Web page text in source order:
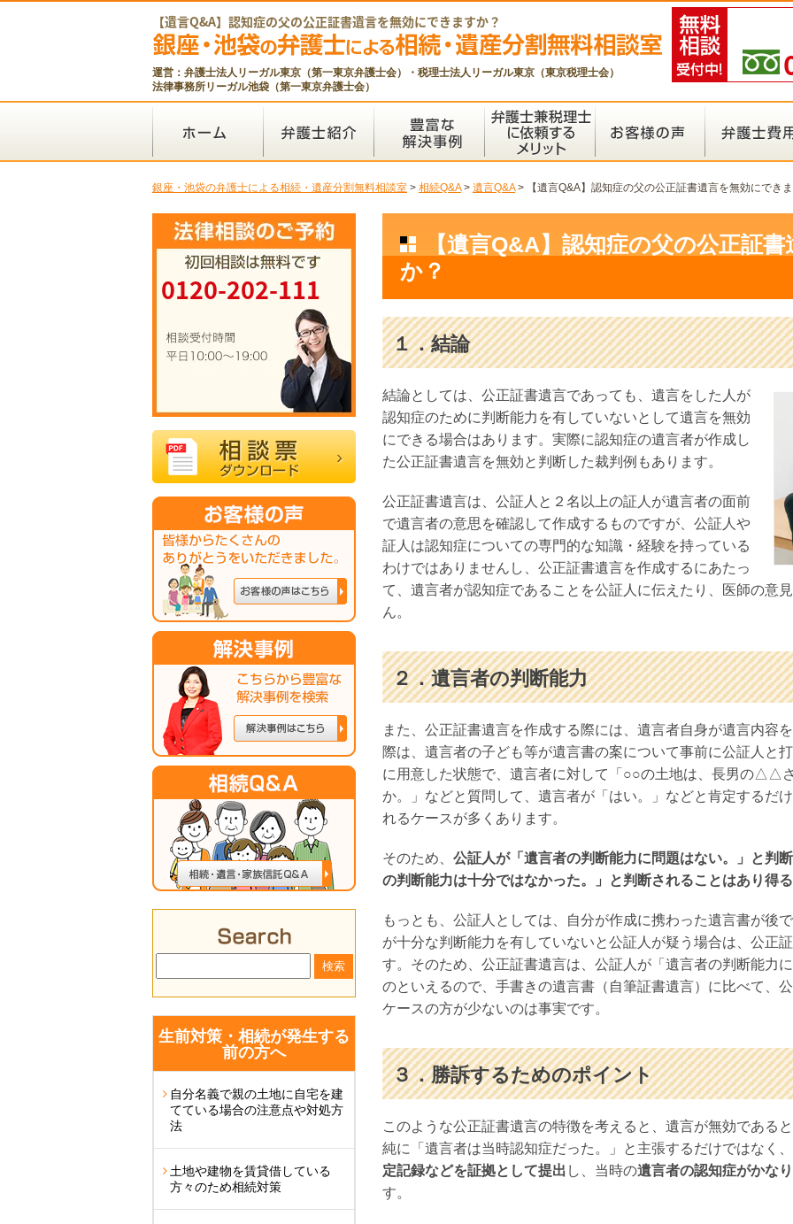
【遺言Q&A】認知症の父の公正証書遺言を無効にできますか？
運営：弁護士法人リーガル東京（第一東京弁護士会）・税理士法人リーガル東京（東京税理士会）
法律事務所リーガル池袋（第一東京弁護士会）
銀座・池袋の弁護士による相続・遺産分割無料相談室 > 相続Q&A> 遺言Q&A> 【遺言Q&A】認知症の父の公正証書遺言を無効にでき
【遺言Q&A】認知症の父の公正証
か？
１．結論
結論としては、公正証書遺言であっても、遺言をした人が
認知症のために判断能力を有していないとして遺言を無効
にできる場合はあります。実際に認知症の遺言者が作成し
た公正証書遺言を無効と判断した裁判例もあります。
公正証書遺言は、公証人と２名以上の証人が遺言者の面前
で遺言者の意思を確認して作成するものですが、公証人や
証人は認知症についての専門的な知識・経験を持っている
わけではありませんし、公正証書遺言を作成するにあたっ
て、遺言者が認知症であることを公証人に伝えたり、医師の意
ん。
２．遺言者の判断能力
また、公正証書遺言を作成する際には、遺言者自身が遺言内容
際は、遺言者の子ども等が遺言書の案について事前に公証人と
に用意した状態で、遺言者に対して「○○の土地は、長男の△△
か。」などと質問して、遺言者が「はい。」などと肯定するだ
れるケースが多くあります。
そのため、 公証人が「遺言者の判断能力に問題はない。」と判
の判断能力は十分ではなかった。」と判断されることはあり得る
もっとも、公証人としては、自分が作成に携わった遺言書が後
が十分な判断能力を有していないと公証人が疑う場合は、公正
す。そのため、公正証書遺言は、公証人が「遺言者の判断能力
のといえるので、手書きの遺言書（自筆証書遺言）に比べて、
ケースの方が少ないのは事実です。
３．勝訴するためのポイント
このような公正証書遺言の特徴を考えると、遺言が無効である
純に「遺言者は当時認知症だった。」と主張するだけではなく、
定記録などを証拠として提出 し、当時の遺言者の認知症がかな
す。
0120-202-111
生前対策・相続が発生する
前の方へ
自分名義で親の土地に自宅を建
てている場合の注意点や対処方
法
土地や建物を賃貸借している
方々のため相続対策